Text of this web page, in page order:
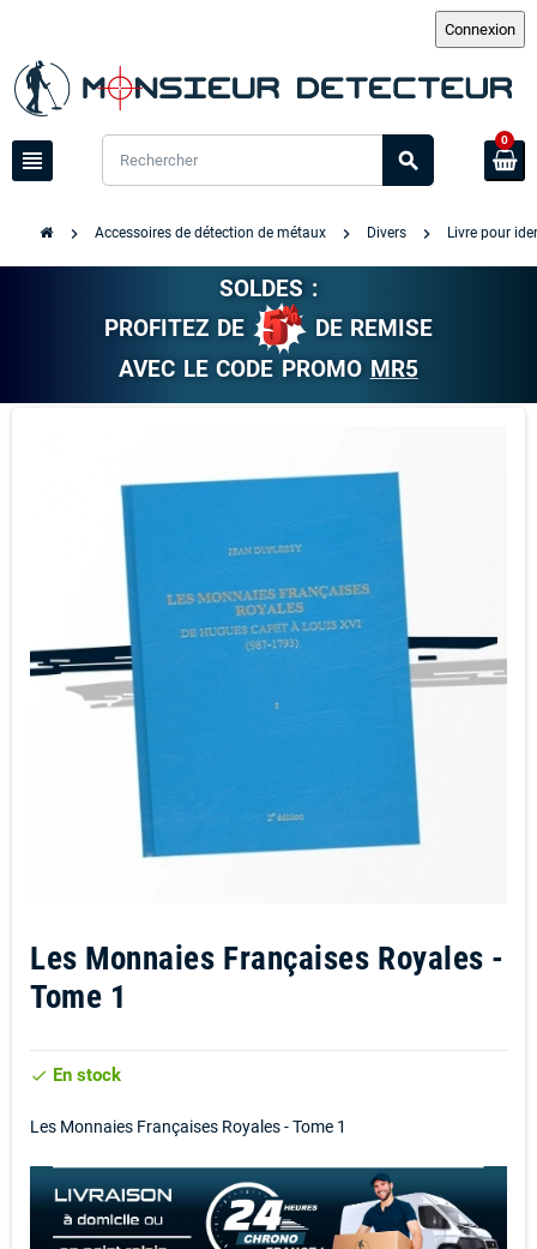
view_headline search
0
chevron_right Accessoires de détection de métaux chevron_right Divers chevron_right Livre pour
SOLDES :
PROFITEZ DE
DE REMISE
AVEC LE CODE PROMO MR5
Les Monnaies Françaises Royales -
Tome 1
check En stock
Les Monnaies Françaises Royales - Tome 1